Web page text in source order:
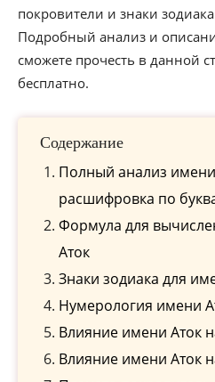
покровители и знаки
Подробный анализ и
сможете прочесть в данной
бесплатно.
Содержание
Полный анализ
расшифровка по
Формула для
Аток
Знаки зодиака для
Нумерология имени
Влияние имени Аток
Влияние имени Аток